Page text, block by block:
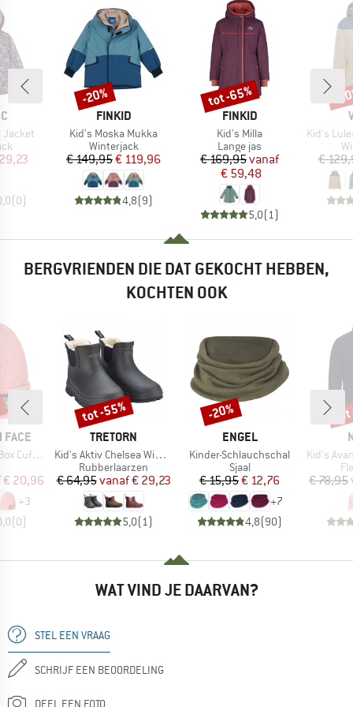
Jacket
prijs
(0)
MERK
FINKID
Artikel
Kid's Moska Mukka
Productgroep
Winterjack
Prijs
€ 149,95Verlaagde prijs
€ 119,96
4,8(9)
Korting
-20%
MERK
FINKID
Artikel
Kid's Milla
Productgroep
Lange jas
Prijs
€ 169,95Verlaagde prijs
vanaf
€ 59,48
5,0(1 )
Korting
tot -65%
Artikel
Kid's Lulea
€
-
BERGVRIENDEN DIE DAT GEKOCHT HEBBEN,
KOCHTEN OOK
FACE
Beanie
prijs
€ 20,96
+3
(0)
MERK
TRETORN
Artikel
Kid's Aktiv Chelsea Winter
Productgroep
Rubberlaarzen
Prijs
€ 64,95 Verlaagde prijs
vanaf€ 29,23
5,0(1)
Korting
tot -55%
MERK
ENGEL
Artikel
Kinder-Schlauchschal
Productgroep
Sjaal
Prijs
€ 15,95Verlaagde prijs
€ 12,76
+7
4,8(90)
Korting
-20%
Artikel
Kid's Avan
€ 78,95
WAT VIND JE DAARVAN?
STEL EEN VRAAG
SCHRIJF EEN BEOORDELING
DEEL EEN FOTO